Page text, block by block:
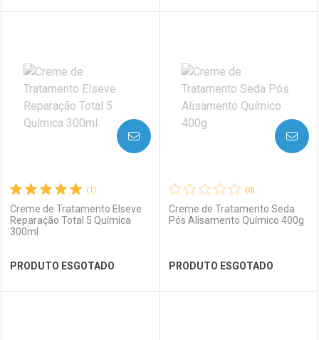
Laboratório
Ver Desconto Convênio
Por Menos Laboratório
Ver Desconto Convênio
Por Menos
(1)
Creme de Tratamento Elseve
Reparação Total 5 Química
300ml
PRODUTO ESGOTADO
AVISE-ME
(0)
Creme de Tratamento Seda
Pós Alisamento Químico 400g
PRODUTO ESGOTADO
AVISE-ME